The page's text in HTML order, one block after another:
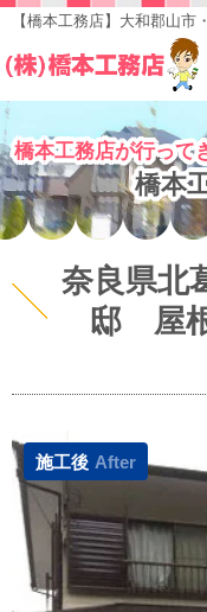
【橋本工務店】大和郡山
橋本工務店が行って
橋本
奈良県北
邸 屋
施工後 After